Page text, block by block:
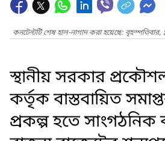
কনটেন্টটি শেষ হাল-নাগাদ করা হয়েছে:
স্থানীয় সরকার
কর্তৃক বাস্তবায়িত
প্রকল্প হতে সাংগঠনিক